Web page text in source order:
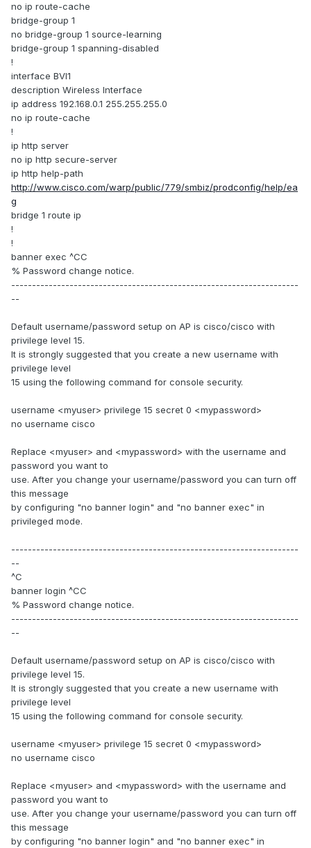
no ip route-cache
bridge-group 1
no bridge-group 1 source-learning
bridge-group 1 spanning-disabled
!
interface BVI1
description Wireless Interface
ip address 192.168.0.1 255.255.255.0
no ip route-cache
!
ip http server
no ip http secure-server
ip http help-path
http://www.cisco.com/warp/public/779/smbiz/prodconfig/help/ea
g
bridge 1 route ip
!
!
banner exec ^CC
% Password change notice.
---------------------------------------------------------------------
--
Default username/password setup on AP is cisco/cisco with
privilege level 15.
It is strongly suggested that you create a new username with
privilege level
15 using the following command for console security.
username <myuser> privilege 15 secret 0 <mypassword>
no username cisco
Replace <myuser> and <mypassword> with the username and
password you want to
use. After you change your username/password you can turn off
this message
by configuring "no banner login" and "no banner exec" in
privileged mode.
---------------------------------------------------------------------
--
^C
banner login ^CC
% Password change notice.
---------------------------------------------------------------------
--
Default username/password setup on AP is cisco/cisco with
privilege level 15.
It is strongly suggested that you create a new username with
privilege level
15 using the following command for console security.
username <myuser> privilege 15 secret 0 <mypassword>
no username cisco
Replace <myuser> and <mypassword> with the username and
password you want to
use. After you change your username/password you can turn off
this message
by configuring "no banner login" and "no banner exec" in